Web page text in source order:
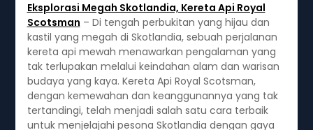
Eksplorasi Megah Skotlandia, Kereta Api Royal
Scotsman – Di tengah perbukitan yang hijau dan
kastil yang megah di Skotlandia, sebuah perjalanan
kereta api mewah menawarkan pengalaman yang
tak terlupakan melalui keindahan alam dan warisan
budaya yang kaya. Kereta Api Royal Scotsman,
dengan kemewahan dan keanggunannya yang tak
tertandingi, telah menjadi salah satu cara terbaik
untuk menjelajahi pesona Skotlandia dengan gaya